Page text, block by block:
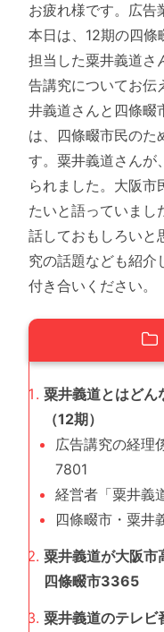
お疲れ様です。広告
本日は、12期の四條
担当した粟井義道さ
告講究についてお伝
井義道さんと四條畷
は、四條畷市民のた
す。粟井義道さんが
られました。大阪市
たいと語っていまし
話しておもしろいと
究の話題なども紹介
付き合いください。
粟井義道とはどん
（12期）
広告講究の経理
7801
経営者「粟井義
四條畷市・粟井
粟井義道が大阪市
四條畷市3365
粟井義道のテレビ